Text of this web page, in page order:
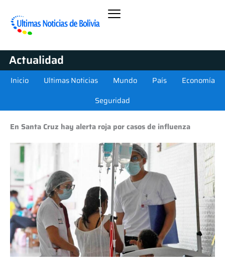
Actualidad
Inicio Ultimas Noticias Mundo País
Economía
Seguridad
En Santa Cruz hay alerta roja por casos de influenza